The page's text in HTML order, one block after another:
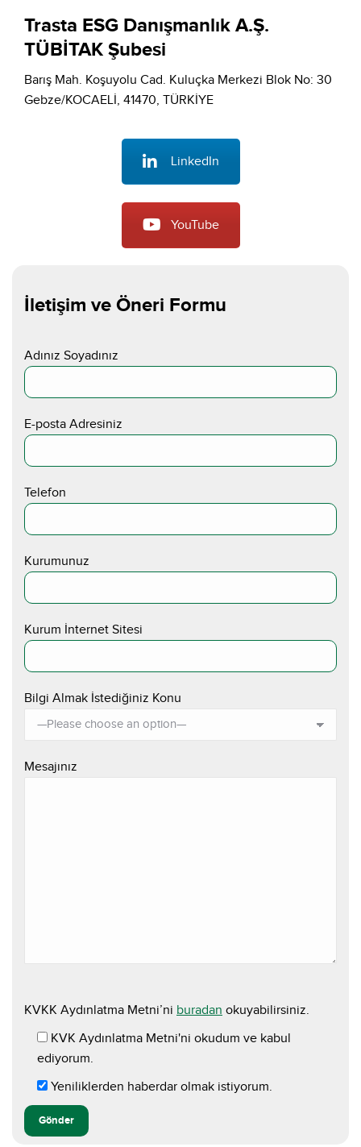
Trasta ESG Danışmanlık A.Ş.
TÜBİTAK Şubesi
Barış Mah. Koşuyolu Cad. Kuluçka Merkezi Blok No: 30
Gebze/KOCAELİ, 41470, TÜRKİYE
LinkedIn
YouTube
İletişim ve Öneri Formu
Adınız Soyadınız
E-posta Adresiniz
Telefon
Kurumunuz
Kurum İnternet Sitesi
Bilgi Almak İstediğiniz Konu
Mesajınız
KVKK Aydınlatma Metni’ni buradan okuyabilirsiniz.
KVK Aydınlatma Metni'ni okudum ve kabul
ediyorum.
Yeniliklerden haberdar olmak istiyorum.